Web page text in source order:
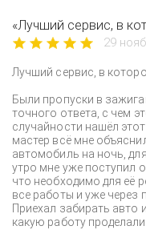
«Лучший сервис, в
29
Лучший сервис, в
Были пропуски в
точного ответа, с чем
случайности нашёл
мастер всё мне
автомобиль на ночь,
утро мне уже поступил
что необходимо для её
все работы и уже через
Приехал забирать авто
какую работу